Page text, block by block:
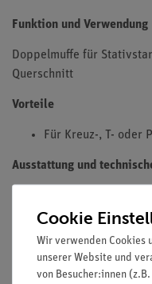
Funktion und Verwendung
Doppelmuffe für
Querschnitt
Vorteile
Für Kreuz-, T- oder
Ausstattung und
Befestigung:
Max. Spannweite:
Gewicht: 135 g
Cookie
Wir verwenden Cookies
unserer Website und
von Besucher:innen